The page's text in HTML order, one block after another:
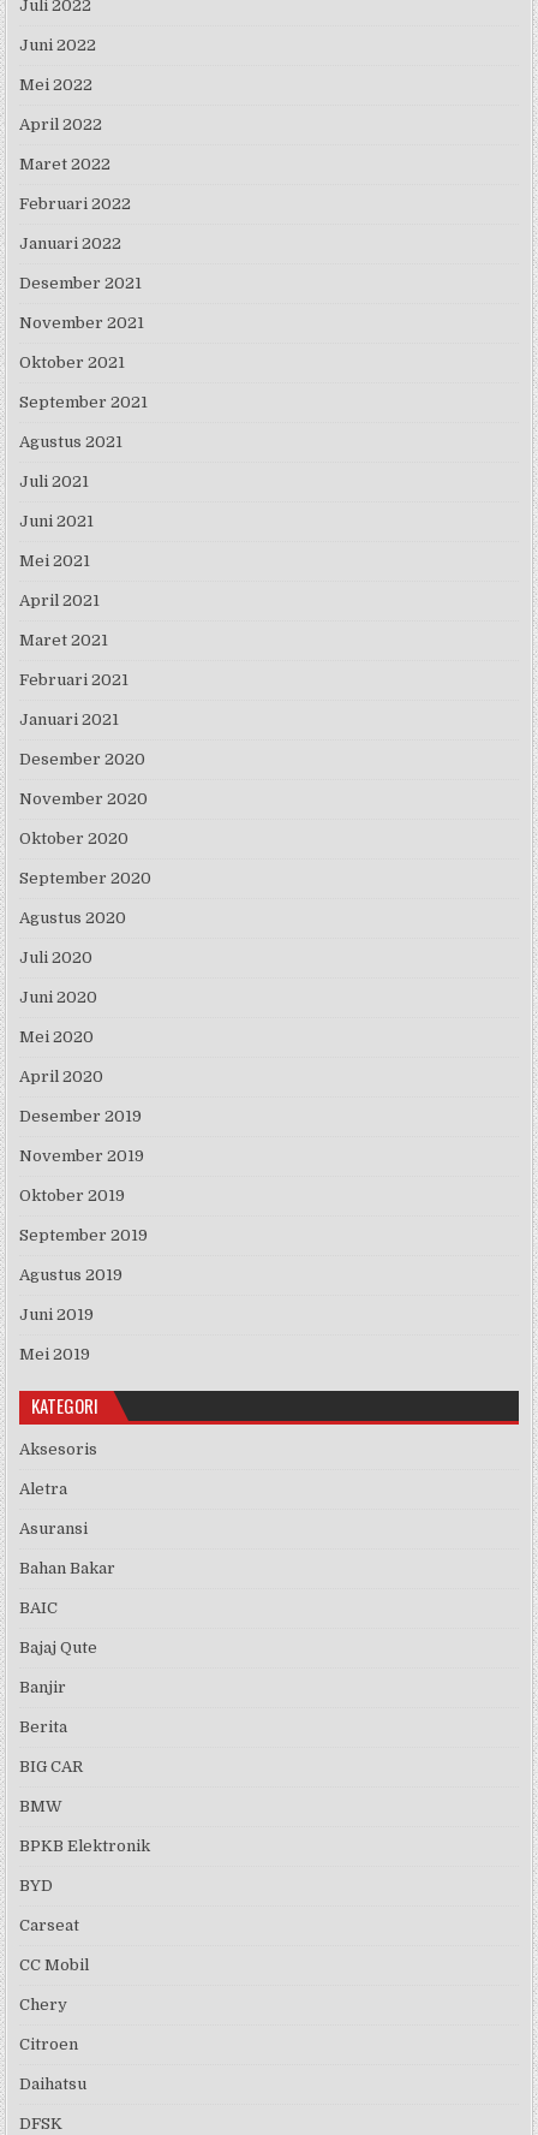
Juli 2022
Juni 2022
Mei 2022
April 2022
Maret 2022
Februari 2022
Januari 2022
Desember 2021
November 2021
Oktober 2021
September 2021
Agustus 2021
Juli 2021
Juni 2021
Mei 2021
April 2021
Maret 2021
Februari 2021
Januari 2021
Desember 2020
November 2020
Oktober 2020
September 2020
Agustus 2020
Juli 2020
Juni 2020
Mei 2020
April 2020
Desember 2019
November 2019
Oktober 2019
September 2019
Agustus 2019
Juni 2019
Mei 2019
KATEGORI
Aksesoris
Aletra
Asuransi
Bahan Bakar
BAIC
Bajaj Qute
Banjir
Berita
BIG CAR
BMW
BPKB Elektronik
BYD
Carseat
CC Mobil
Chery
Citroen
Daihatsu
DFSK